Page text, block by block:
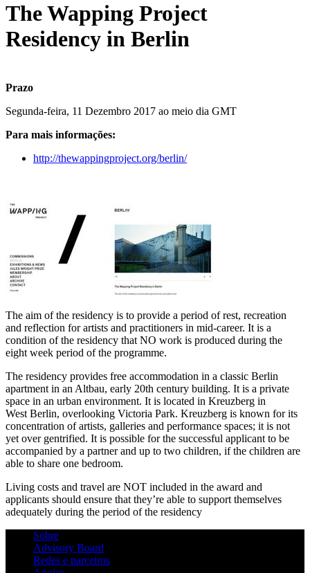
The Wapping Project
Residency in Berlin
Prazo
Segunda-feira, 11 Dezembro 2017 ao meio dia GMT
Para mais informações:
http://thewappingproject.org/berlin/
The aim of the residency is to provide a period of rest, recreation
and reflection for artists and practitioners in mid-career. It is a
condition of the residency that NO work is produced during the
eight week period of the programme.
The residency provides free accommodation in a classic Berlin
apartment in an Altbau, early 20th century building. It is a private
space in an urban environment. It is located in Kreuzberg in
West Berlin, overlooking Victoria Park. Kreuzberg is known for its
concentration of artists, galleries and performance spaces; it is not
yet over gentrified. It is possible for the successful applicant to be
accompanied by a partner and up to two children, if the children are
able to share one bedroom.
Living costs and travel are NOT included in the award and
applicants should ensure that they’re able to support themselves
adequately during the period of the residency
Sobre
Advisory Board
Redes e parceiros